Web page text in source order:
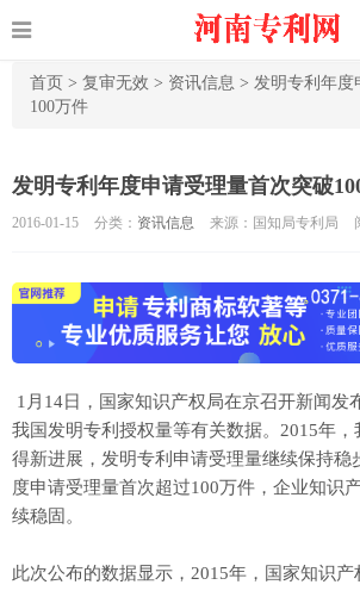
首页 > 复审无效 > 资讯信息 > 发明专利年度
100万件
发明专利年度申请受理量首次突破
2016-01-15 分类： 资讯信息 来源：国知局专利局
1月14日，国家知识产权局在京召开新闻发
我国发明专利授权量等有关数据。2015年，
得新进展，发明专利申请受理量继续保持稳
度申请受理量首次超过100万件，企业知识
续稳固。
此次公布的数据显示，2015年，国家知识产